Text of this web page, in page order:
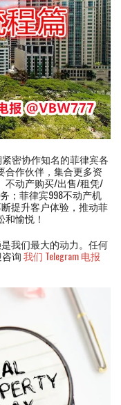
紧密协作知名的菲律宾各
合作伙伴，集合更多资
不动产购买/出售/租凭/
；菲律宾998不动产机
断提升客户体验，推动菲
愉悦！
我们最大的动力。任何
询我们 Telegram 电报